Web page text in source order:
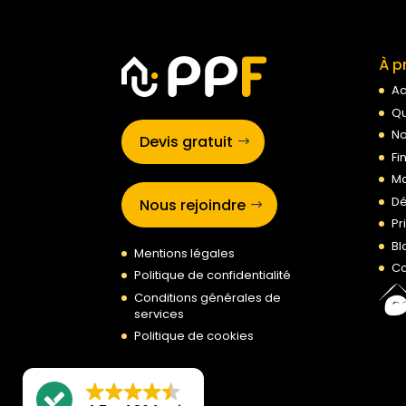
Devis gratuit
Nous rejoindre
Mentions légales
Politique de confidentialité
Conditions générales de
services
Politique de cookies
À